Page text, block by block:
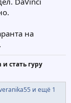
на
стать гуру
и ещё 1